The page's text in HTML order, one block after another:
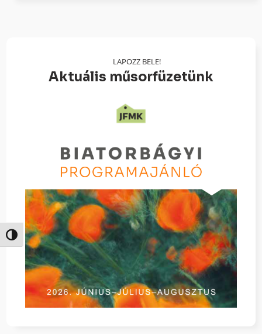
Nagy kontraszt váltása
LAPOZZ BELE!
Aktuális műsorfüzetünk